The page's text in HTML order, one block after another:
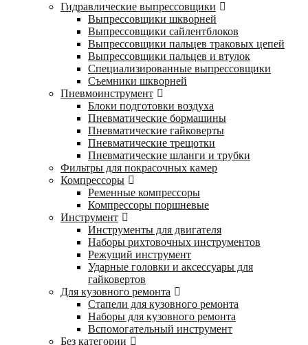
Гидравлические выпрессовщики
Выпрессовщики шкворней
Выпрессовщики сайлентблоков
Выпрессовщики пальцев траковых цепей
Выпрессовщики пальцев и втулок
Специализированные выпрессовщики
Cъемники шкворней
Пневмоинструмент
Блоки подготовки воздуха
Пневматические бормашины
Пневматические гайковерты
Пневматические трещотки
Пневматические шланги и трубки
Фильтры для покрасочных камер
Компрессоры
Ременные компрессоры
Компрессоры поршневые
Инструмент
Инструменты для двигателя
Наборы рихтовочных инструментов
Режущий инструмент
Ударные головки и аксессуары для
гайковертов
Для кузовного ремонта
Стапели для кузовного ремонта
Наборы для кузовного ремонта
Вспомогательный инструмент
Без категории